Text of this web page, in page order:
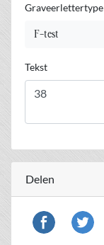
Graveerlettertype
F-test
Tekst
Delen